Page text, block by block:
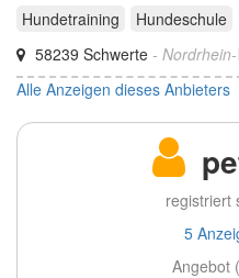
Hundetraining
Hundeschule
58239 Schwerte -
Alle Anzeigen dieses Anbieters
registriert
5
Angebot